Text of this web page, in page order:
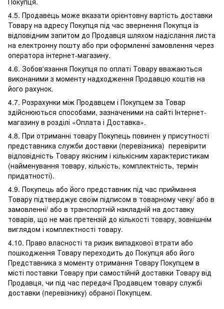
4.5. Продавець може вказати орієнтовну вартість доставки
Товару на адресу Покупця під час звернення Покупця із
відповідним запитом до Продавця шляхом надіслання листа
на електронну пошту або при оформленні замовлення через
оператора інтернет-магазину.
4.6. Зобов'язання Покупця по оплаті Товару вважаються
виконаними з моменту надходження Продавцю коштів на
його рахунок.
4.7. Розрахунки між Продавцем і Покупцем за Товар
здійснюються способами, зазначеними на сайті Інтернет-
магазину в розділі «Оплата і Доставка».
4.8. При отриманні товару Покупець повинен у присутності
представника служби доставки (перевізника) перевірити
відповідність Товару якісним і кількісним характеристикам
(найменування товару, кількість, комплектність, термін
придатності).
4.9. Покупець або його представник під час приймання
Товару підтверджує своїм підписом в товарному чеку/ або в
замовленні/ або в транспортній накладній на доставку
товарів, що не має претензій до кількості товару, зовнішнім
виглядом і комплектності товару.
4.10. Право власності та ризик випадкової втрати або
пошкодження Товару переходить до Покупця або його
Представника з моменту отримання Товару Покупцем в
місті поставки Товару при самостійній доставки Товару від
Продавця, чи під час передачі Продавцем товару службі
доставки (перевізнику) обраної Покупцем.